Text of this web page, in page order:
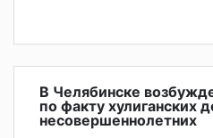
В Челябинске
по факту хулиганских
несовершеннолетних